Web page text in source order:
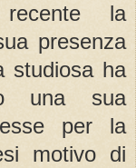
la
presenza
studiosa ha
una sua
per la
motivo di